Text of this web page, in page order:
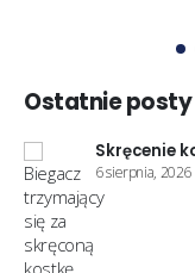
Ostatnie posty
Woda w
28 lipca, 2026